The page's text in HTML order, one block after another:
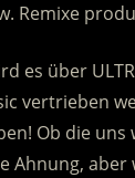
Remixe
es über
vertrieben
Ob die uns
Ahnung,